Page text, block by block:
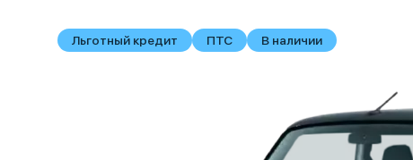
Льготный кредит ПТС В наличии